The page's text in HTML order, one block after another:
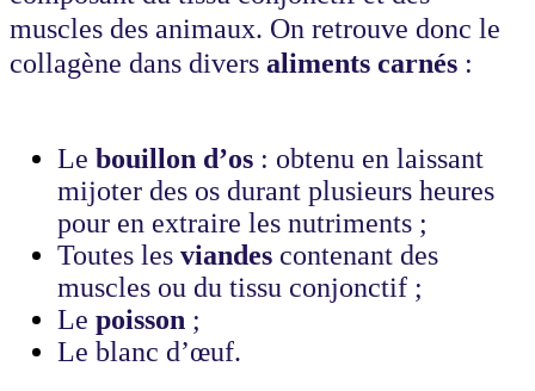
muscles des animaux. On retrouve donc le
collagène dans divers aliments carnés :
Le bouillon d’os : obtenu en laissant
mijoter des os durant plusieurs heures
pour en extraire les nutriments ;
Toutes les viandes contenant des
muscles ou du tissu conjonctif ;
Le poisson ;
Le blanc d’œuf.